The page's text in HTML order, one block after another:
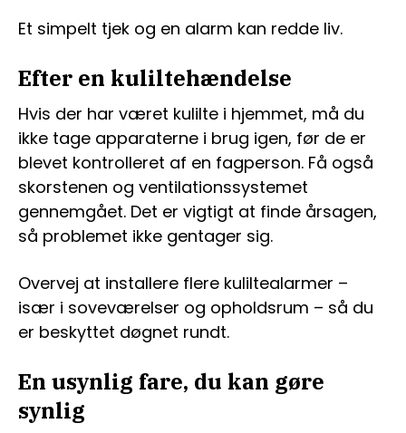
Et simpelt tjek og en alarm kan redde liv.
Efter en kuliltehændelse
Hvis der har været kulilte i hjemmet, må du
ikke tage apparaterne i brug igen, før de er
blevet kontrolleret af en fagperson. Få også
skorstenen og ventilationssystemet
gennemgået. Det er vigtigt at finde årsagen,
så problemet ikke gentager sig.
Overvej at installere flere kuliltealarmer –
især i soveværelser og opholdsrum – så du
er beskyttet døgnet rundt.
En usynlig fare, du kan gøre
synlig